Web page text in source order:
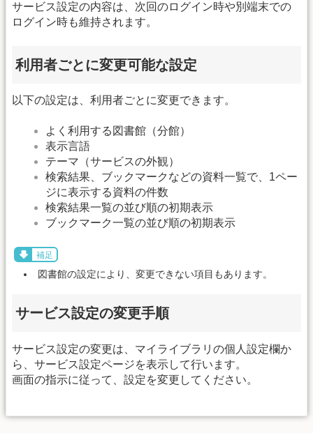
サービス設定の内容は、次回のログイン時や別端末での
ログイン時も維持されます。
利用者ごとに変更可能な設定
以下の設定は、利用者ごとに変更できます。
よく利用する図書館（分館）
表示言語
テーマ（サービスの外観）
検索結果、ブックマークなどの資料一覧で、1ペー
ジに表示する資料の件数
検索結果一覧の並び順の初期表示
ブックマーク一覧の並び順の初期表示
補足
図書館の設定により、変更できない項目もあります。
サービス設定の変更手順
サービス設定の変更は、マイライブラリの個人設定欄か
ら、サービス設定ページを表示して行います。
画面の指示に従って、設定を変更してください。